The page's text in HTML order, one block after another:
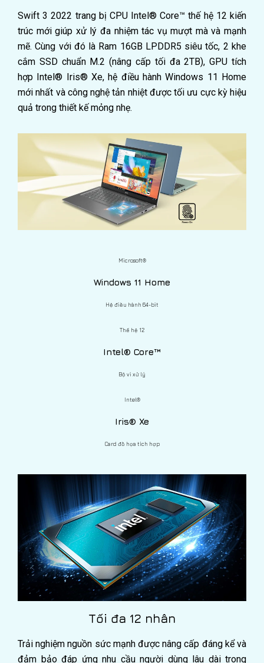
Swift 3 2022 trang bị CPU Intel® Core™ thế hệ 12 kiến
trúc mới giúp xử lý đa nhiệm tác vụ mượt mà và mạnh
mẽ. Cùng với đó là Ram 16GB LPDDR5 siêu tốc, 2 khe
cắm SSD chuẩn M.2 (nâng cấp tối đa 2TB), GPU tích
hợp Intel® Iris® Xe, hệ điều hành Windows 11 Home
mới nhất và công nghệ tản nhiệt được tối ưu cực kỳ hiệu
quả trong thiết kế mỏng nhẹ.
Microsoft®
Windows 11 Home
Hệ điều hành 64-bit
Thế hệ 12
Intel® Core™
Bộ vi xử lý
Intel®
Iris® Xe
Card đồ họa tích hợp
Tối đa 12 nhân
Trải nghiệm nguồn sức mạnh được nâng cấp đáng kể và
đảm bảo đáp ứng nhu cầu người dùng lâu dài trong